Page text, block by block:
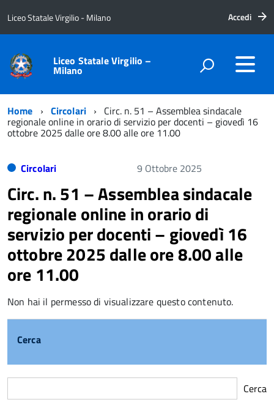
Liceo Statale Virgilio - Milano Accedi
Liceo Statale Virgilio –
Milano
Home Circolari Circ. n. 51 – Assemblea sindacale
regionale online in orario di servizio per docenti – giovedì 16
ottobre 2025 dalle ore 8.00 alle ore 11.00
Circolari 9 Ottobre 2025
Circ. n. 51 – Assemblea sindacale
regionale online in orario di
servizio per docenti – giovedì 16
ottobre 2025 dalle ore 8.00 alle
ore 11.00
Non hai il permesso di visualizzare questo contenuto.
Cerca
Cerca